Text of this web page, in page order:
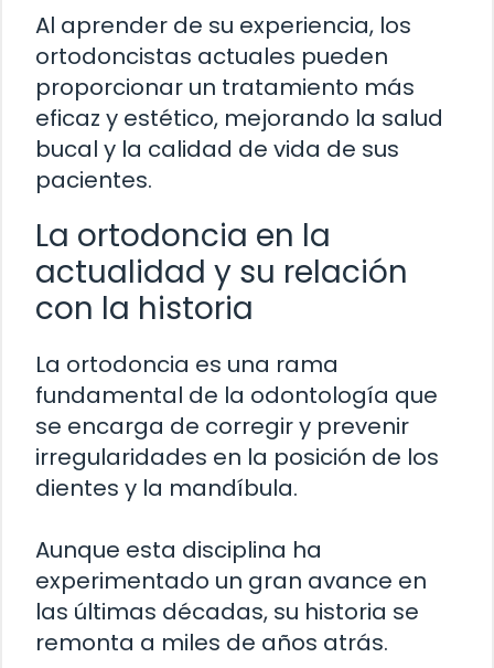
Al aprender de su experiencia, los
ortodoncistas actuales pueden
proporcionar un tratamiento más
eficaz y estético, mejorando la salud
bucal y la calidad de vida de sus
pacientes.
La ortodoncia en la
actualidad y su relación
con la historia
La ortodoncia es una rama
fundamental de la odontología que
se encarga de corregir y prevenir
irregularidades en la posición de los
dientes y la mandíbula.
Aunque esta disciplina ha
experimentado un gran avance en
las últimas décadas, su historia se
remonta a miles de años atrás.